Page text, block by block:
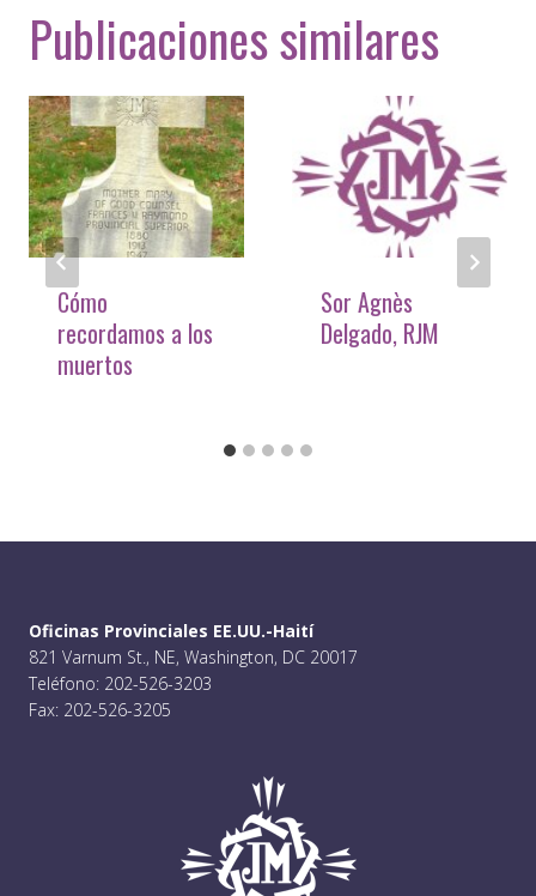
Publicaciones similares
Cómo
recordamos a los
muertos
Sor Agnès
Delgado, RJM
Oficinas Provinciales EE.UU.-Haití
821 Varnum St., NE, Washington, DC 20017
Teléfono: 202-526-3203
Fax: 202-526-3205